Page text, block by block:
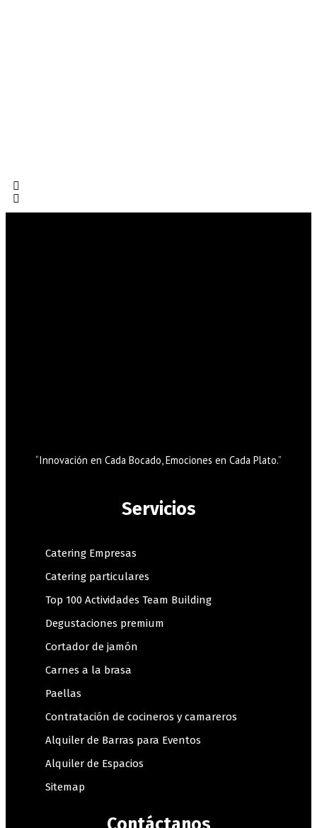
“Innovación en Cada Bocado, Emociones en Cada Plato.”
Servicios
Catering Empresas
Catering particulares
Top 100 Actividades Team Building
Degustaciones premium
Cortador de jamón
Carnes a la brasa
Paellas
Contratación de cocineros y camareros
Alquiler de Barras para Eventos
Alquiler de Espacios
Sitemap